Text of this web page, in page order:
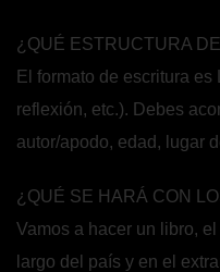
¿QUÉ ESTRUCTURA
El formato de escritura
reflexión, etc.). Debes
autor/apodo, edad, lugar
¿QUÉ SE HARÁ CON
Vamos a hacer un libro,
largo del país y en el